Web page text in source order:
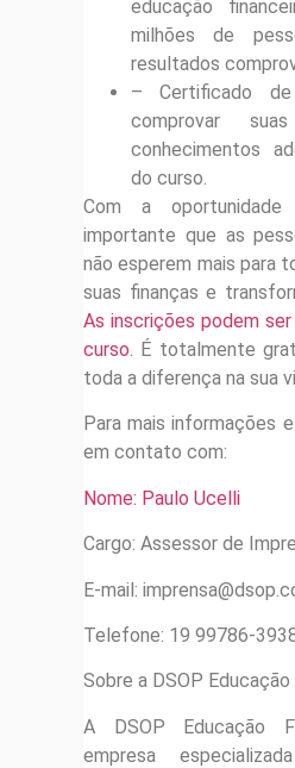
educação
milhões de
resultados
– Certificado de
comprovar
conhecimentos
do curso.
Com a
importante que as
não esperem mais para
suas finanças e
As inscrições podem
curso. É totalmente
toda a diferença na sua
Para mais informações
em contato com:
Nome: Paulo Ucelli
Cargo: Assessor de
E-mail:
Telefone: 19 99786-
Sobre a DSOP Educação
A DSOP Educação
empresa